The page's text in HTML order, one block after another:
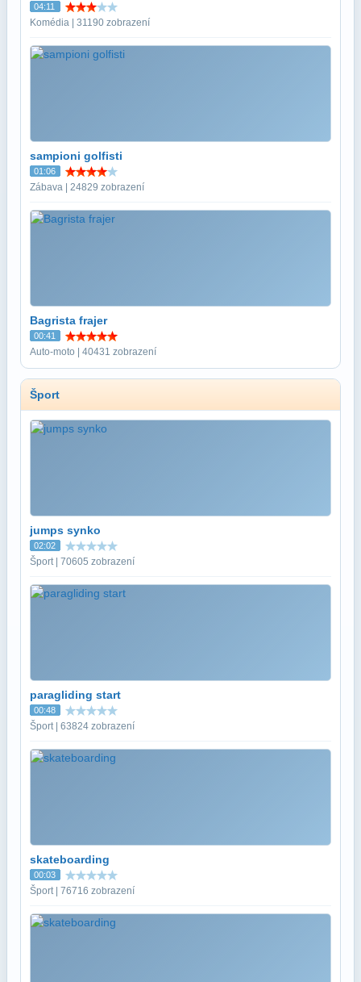
04:11
Komédia | 31190 zobrazení
sampioni golfisti
01:06
Zábava | 24829 zobrazení
Bagrista frajer
00:41
Auto-moto | 40431 zobrazení
Šport
jumps synko
02:02
Šport | 70605 zobrazení
paragliding start
00:48
Šport | 63824 zobrazení
skateboarding
00:03
Šport | 76716 zobrazení